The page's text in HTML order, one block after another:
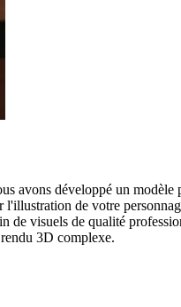
avons développé un
de votre
de visuels de qualité
3D complexe.